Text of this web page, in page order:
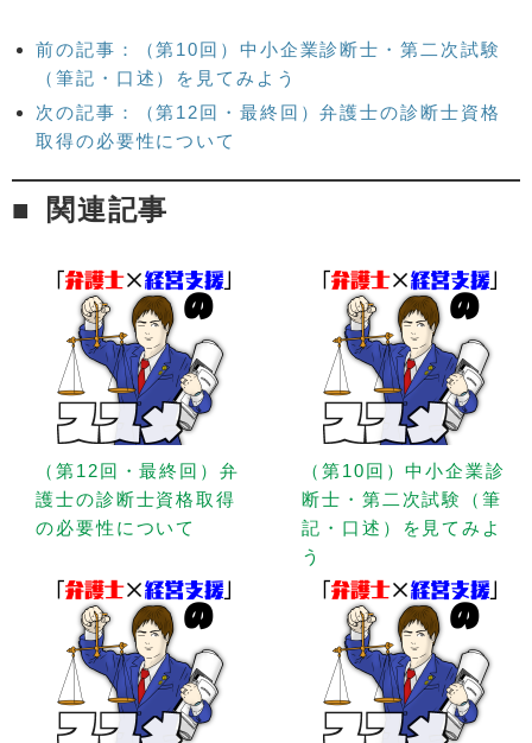
前の記事：（第10回）中小企業診断士・第二次試験
（筆記・口述）を見てみよう
次の記事：（第12回・最終回）弁護士の診断士資格
取得の必要性について
関連記事
（第12回・最終回）弁
護士の診断士資格取得
の必要性について
（第10回）中小企業診
断士・第二次試験（筆
記・口述）を見てみよ
う